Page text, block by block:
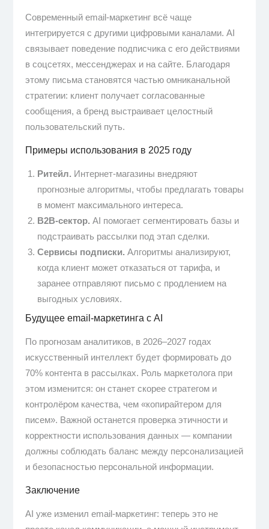
Современный email-маркетинг всё чаще
интегрируется с другими цифровыми каналами. AI
связывает поведение подписчика с его действиями
в соцсетях, мессенджерах и на сайте. Благодаря
этому письма становятся частью омниканальной
стратегии: клиент получает согласованные
сообщения, а бренд выстраивает целостный
пользовательский путь.
Примеры использования в 2025 году
Ритейл. Интернет-магазины внедряют
прогнозные алгоритмы, чтобы предлагать товары
в момент максимального интереса.
B2B-сектор. AI помогает сегментировать базы и
подстраивать рассылки под этап сделки.
Сервисы подписки. Алгоритмы анализируют,
когда клиент может отказаться от тарифа, и
заранее отправляют письмо с продлением на
выгодных условиях.
Будущее email-маркетинга с AI
По прогнозам аналитиков, в 2026–2027 годах
искусственный интеллект будет формировать до
70% контента в рассылках. Роль маркетолога при
этом изменится: он станет скорее стратегом и
контролёром качества, чем «копирайтером для
писем». Важной останется проверка этичности и
корректности использования данных — компании
должны соблюдать баланс между персонализацией
и безопасностью персональной информации.
Заключение
AI уже изменил email-маркетинг: теперь это не